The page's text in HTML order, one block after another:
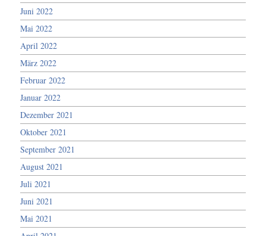
Juni 2022
Mai 2022
April 2022
März 2022
Februar 2022
Januar 2022
Dezember 2021
Oktober 2021
September 2021
August 2021
Juli 2021
Juni 2021
Mai 2021